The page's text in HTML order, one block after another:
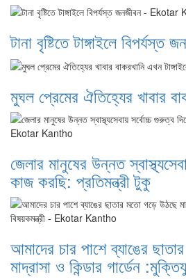
টানা বৃষ্টিতে টাঙ্গাইলে বিপর্যস্ত
মুঘল প্রেমের ঐতিহ্যের খাবার
জেলার মানুষের উন্নত
কাজ করছি: প্রতিমন্ত্রী টুকু
আমাদের চার পাশে ব্যাঙের
মাদ্রাসা ও কিন্ডার গার্ডেন